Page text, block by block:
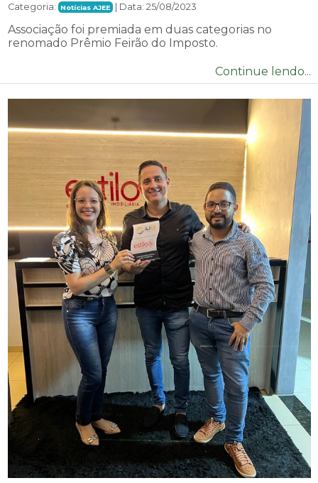
Categoria: Notícias AJEE | Data: 25/08/2023
Associação foi premiada em duas categorias no
renomado Prêmio Feirão do Imposto.
Continue lendo...